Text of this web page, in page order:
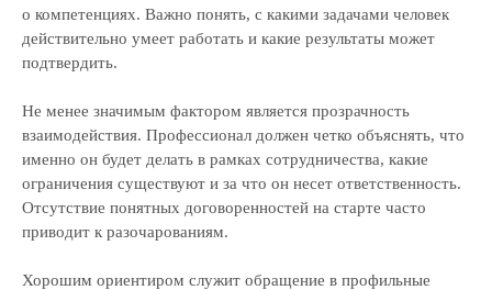
о компетенциях. Важно понять, с какими задачами человек
действительно умеет работать и какие результаты может
подтвердить.
Не менее значимым фактором является прозрачность
взаимодействия. Профессионал должен четко объяснять, что
именно он будет делать в рамках сотрудничества, какие
ограничения существуют и за что он несет ответственность.
Отсутствие понятных договоренностей на старте часто
приводит к разочарованиям.
Хорошим ориентиром служит обращение в профильные
Перезвоним и поможем
решить вашу задачу